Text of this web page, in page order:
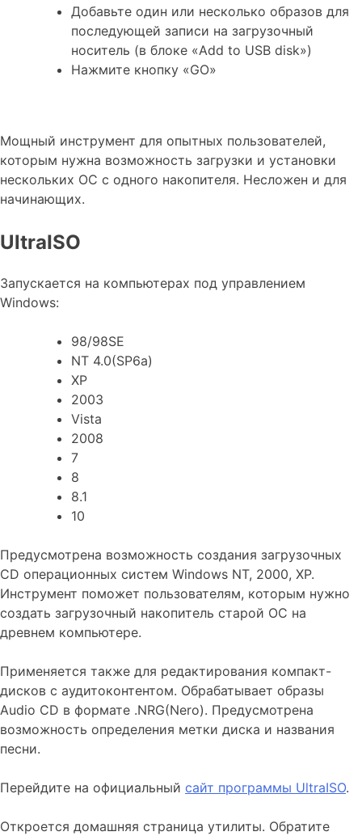
Добавьте один или несколько образов для
последующей записи на загрузочный
носитель (в блоке «Add to USB disk»)
Нажмите кнопку «GO»
Мощный инструмент для опытных пользователей,
которым нужна возможность загрузки и установки
нескольких ОС с одного накопителя. Несложен и для
начинающих.
UltraISO
Запускается на компьютерах под управлением
Windows:
98/98SE
NT 4.0(SP6a)
XP
2003
Vista
2008
7
8
8.1
10
Предусмотрена возможность создания загрузочных
CD операционных систем Windows NT, 2000, XP.
Инструмент поможет пользователям, которым нужно
создать загрузочный накопитель старой ОС на
древнем компьютере.
Применяется также для редактирования компакт-
дисков с аудитоконтентом. Обрабатывает образы
Audio CD в формате .NRG(Nero). Предусмотрена
возможность определения метки диска и названия
песни.
Перейдите на официальный сайт программы UltraISO.
Откроется домашняя страница утилиты. Обратите